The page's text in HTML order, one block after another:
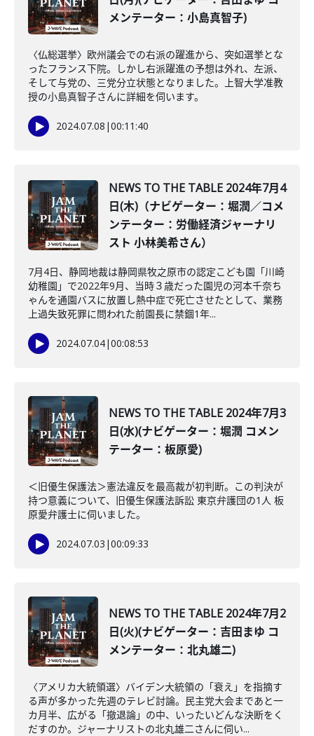
メンテーター：小島真智子)
〈仏総選挙〉欧州議会での右派の躍進から、突如選挙とな
ったフランス下院。しかし右派躍進の予想は外れ、左派、
そして与党の、三党分立状態となりました。上智大学准教
授の小島真智子さんに詳細を伺います。
2024.07.08 |00:11:40
NEWS TO THE TABLE 2024年7月4
日(木)（ナビゲーター：堀潤／コメ
ンテーター：労働経済ジャーナリ
スト 小林美希さん）
7月4日、静岡地裁は静岡県牧之原市の認定こども園「川崎
幼稚園」で2022年9月、当時３歳だった園児の河本千奈ち
ゃんを通園バスに放置し熱中症で死亡させたとして、業務
上過失致死罪に問われた前園長に禁錮1年...
2024.07.04|00:08:53
NEWS TO THE TABLE 2024年7月3
日(水)(ナビゲーター：堀潤 コメン
テーター：板原愛)
＜旧優生保護法＞憲法違反を最高裁が初判断。この判決が
持つ意義について、旧優生保護法訴訟 東京弁護団の1人 板
原愛弁護士に伺いました。
2024.07.03 |00:09:33
NEWS TO THE TABLE 2024年7月2
日(火)(ナビゲーター：吉田まゆ コ
メンテーター：北丸雄二)
〈アメリカ大統領選〉バイデン大統領の「衰え」を指摘す
る声が多かった先週のテレビ討論。民主党大会まであと一
カ月半、広がる「撤退論」の中、いったいどんな決断をく
だすのか。ジャーナリストの北丸雄二さんに伺い...